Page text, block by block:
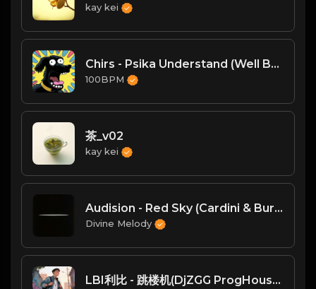
kay kei
Chirs - Psika Understand (Well Bootleg)-VIP
100BPM
茶_v02
kay kei
Audision - Red Sky (Cardini & Burger ASAP Remix)
Divine Melody
LBI利比 - 跳楼机(DjZGG ProgHouse Mix国语男)